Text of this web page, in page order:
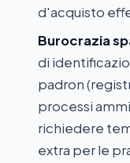
d'acquisto
Burocrazia
di
padron
processi
richiedere
extra per le